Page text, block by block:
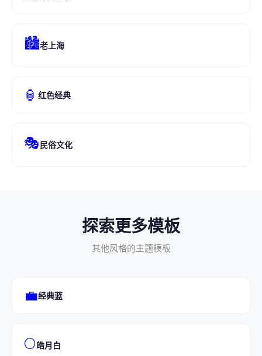
🏙老上海
🏮 红色经典
🎭民俗文化
探索更多模板
其他风格的主题模板
💼经典蓝
🌕皓月白